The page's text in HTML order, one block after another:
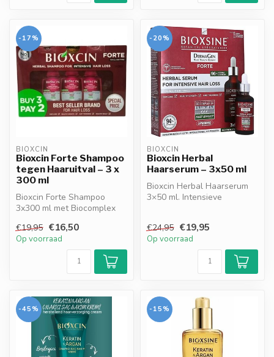
-17%
BIOXCIN
Bioxcin Forte Shampoo
tegen Haaruitval – 3 x
300 ml
Bioxcin Forte Shampoo
3x300 ml met Biocomplex
Dermato...
€19,95 €16,50
Op voorraad
-20%
BIOXCIN
Bioxcin Herbal
Haarserum – 3x50 ml
Bioxcin Herbal Haarserum
3×50 ml. Intensieve
€24,95 €19,95
Op voorraad
-45% -15%